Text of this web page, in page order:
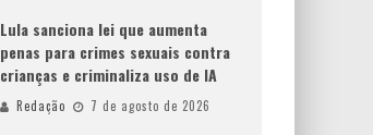
Lula sanciona lei que aumenta
penas para crimes sexuais contra
crianças e criminaliza uso de IA
Redação 7 de agosto de 2026